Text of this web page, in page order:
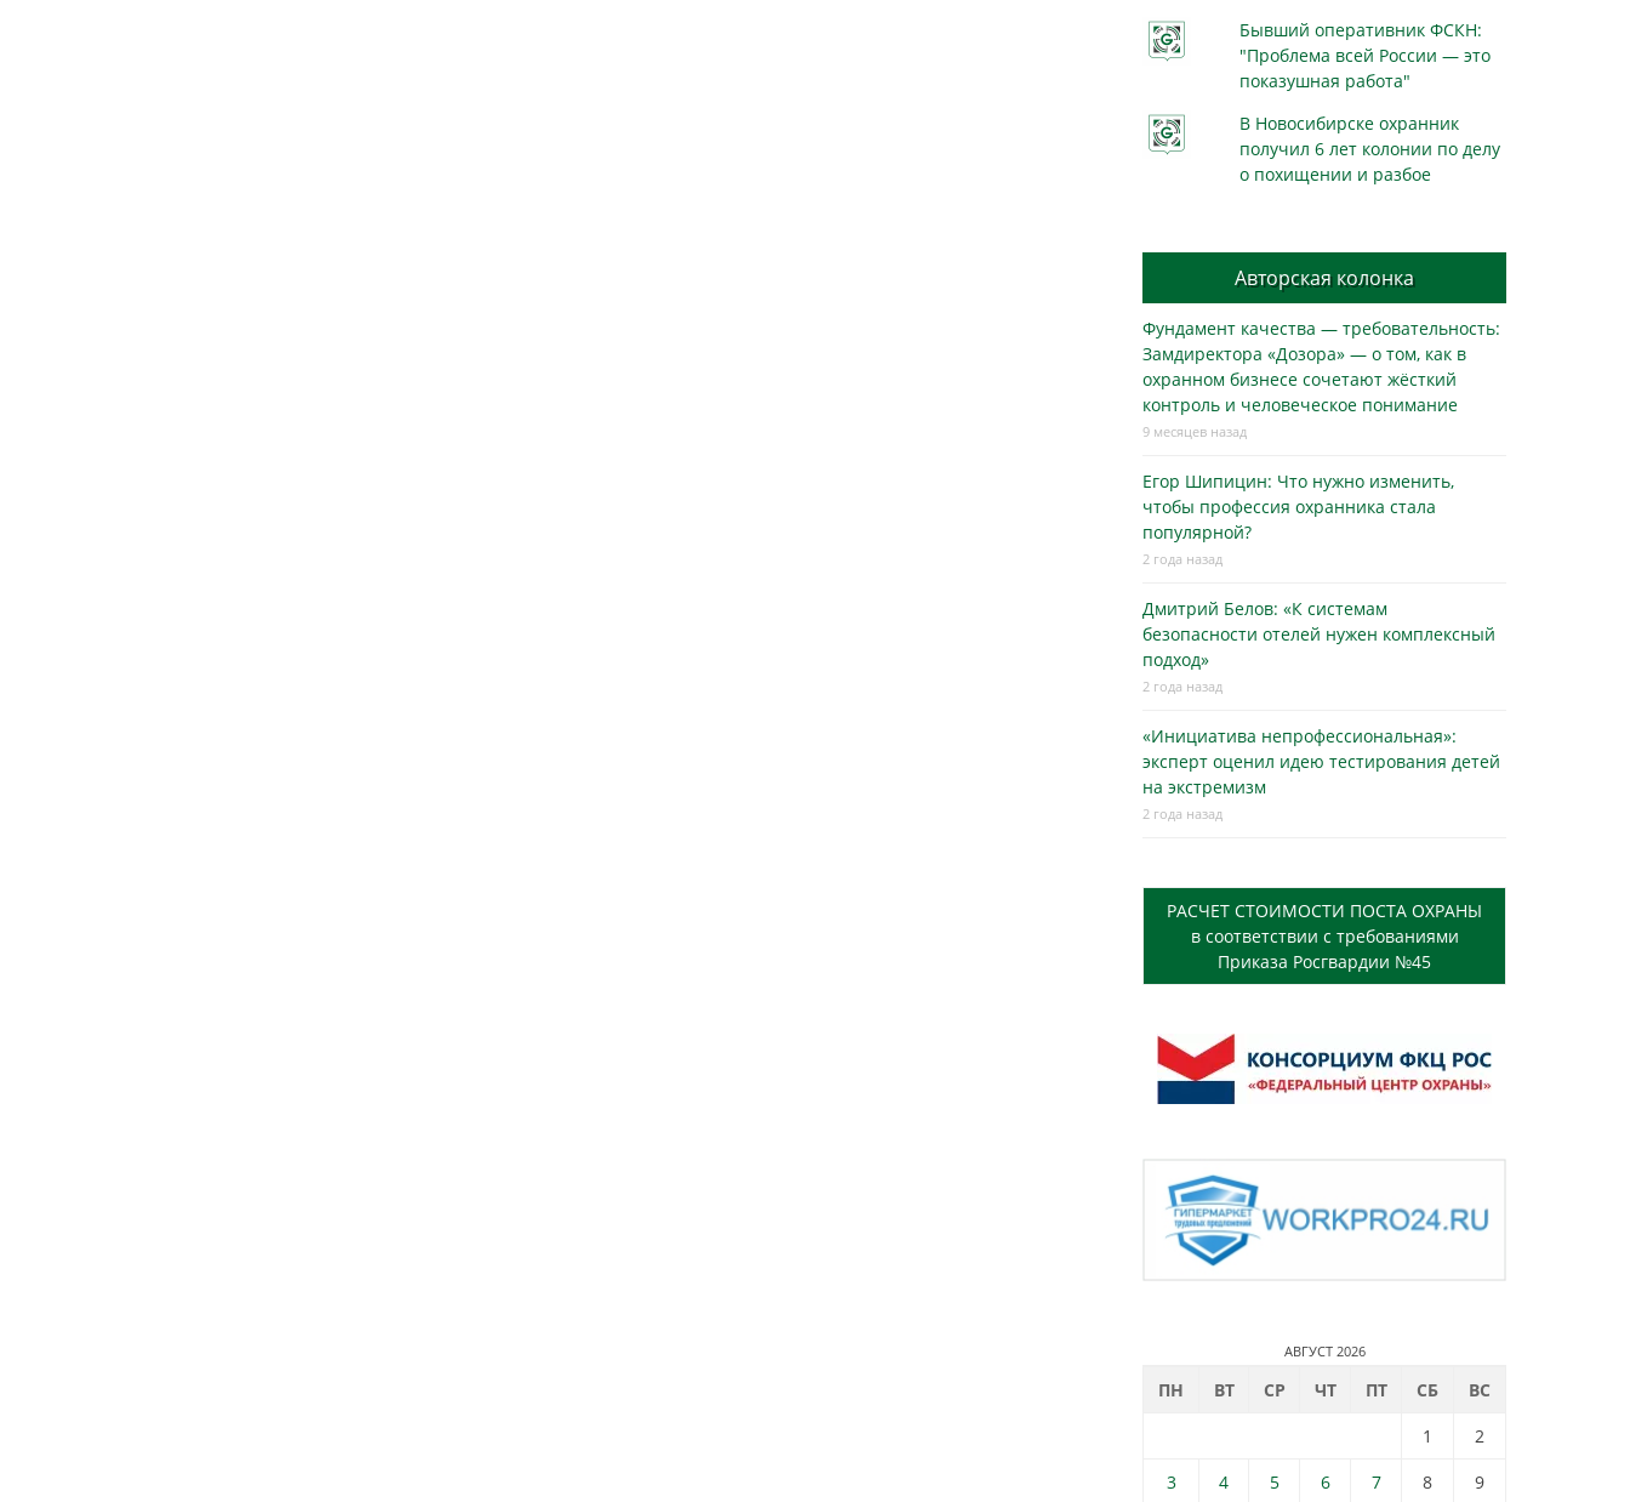
Бывший оперативник ФСКН:
"Проблема всей России — это
показушная работа"
В Новосибирске охранник
получил 6 лет колонии по делу
о похищении и разбое
Авторская колонка
Фундамент качества — требовательность:
Замдиректора «Дозора» — о том, как в
охранном бизнесe сочетают жёсткий
контроль и человеческое понимание
9 месяцев назад
Егор Шипицин: Что нужно изменить,
чтобы профессия охранника стала
популярной?
2 года назад
Дмитрий Белов: «К системам
безопасности отелей нужен комплексный
подход»
2 года назад
«Инициатива непрофессиональная»:
эксперт оценил идею тестирования детей
на экстремизм
2 года назад
РАСЧЕТ СТОИМОСТИ ПОСТА ОХРАНЫ
в соответствии с требованиями
Приказа Росгвардии №45
АВГУСТ 2026
ПН ВТ СР ЧТ ПТ СБ
ВС
1
2
3
4 5 6 7 8
9